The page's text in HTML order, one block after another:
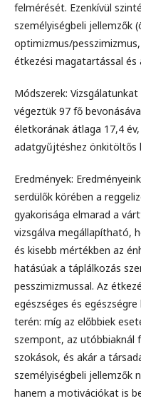
felmérését. Ezenkívül
személyiségbeli jellemzők
optimizmus/
étkezési magatartással és
Módszerek:
végeztük 97 fő
életkorának átlaga 17,4
adatgyűjtéshez önkitöltős
Eredmények:
serdülők körében a
gyakorisága elmarad a
vizsgálva megállapítható,
és kisebb mértékben az
hatásúak a táplálkozás
pesszimizmussal. Az
egészséges és
terén: míg az előbbiek
szempont, az utóbbiaknál
szokások, és akár a
személyiségbeli jellemzők
hanem a motivációkat is